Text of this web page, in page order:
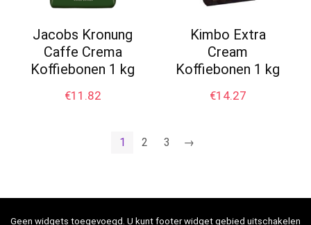
Jacobs Kronung
Caffe Crema
Koffiebonen 1 kg
€11.82
Kimbo Extra
Cream
Koffiebonen 1 kg
€14.27
1 2 3 →
Geen widgets toegevoegd. U kunt footer widget gebied uitschakelen